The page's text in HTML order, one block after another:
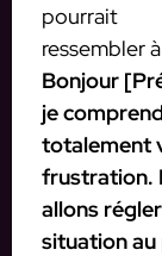
pourrait
ressembler
Bonjour
je
totalement
frustration.
allons
situation au